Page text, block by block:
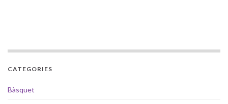
CATEGORIES
Bàsquet